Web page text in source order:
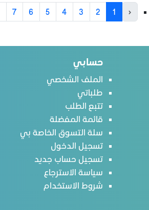
‹
1
2
3
4
5
6
7
حسابي
الملف الشخصي
طلباتي
تتبع الطلب
قائمة المفضلة
سلة التسوق الخاصة بي
تسجيل الدخول
تسجيل حساب جديد
سياسة الاسترجاع
شروط الاستخدام